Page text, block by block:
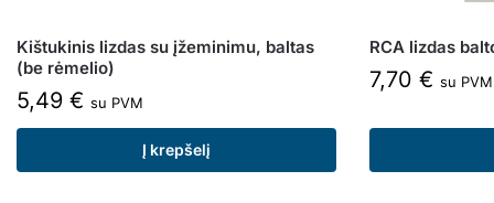
Kištukinis lizdas su įžeminimu, baltas
(be rėmelio)
5,49 € su PVM
Į krepšelį
RCA lizdas
7,70 € su PVM